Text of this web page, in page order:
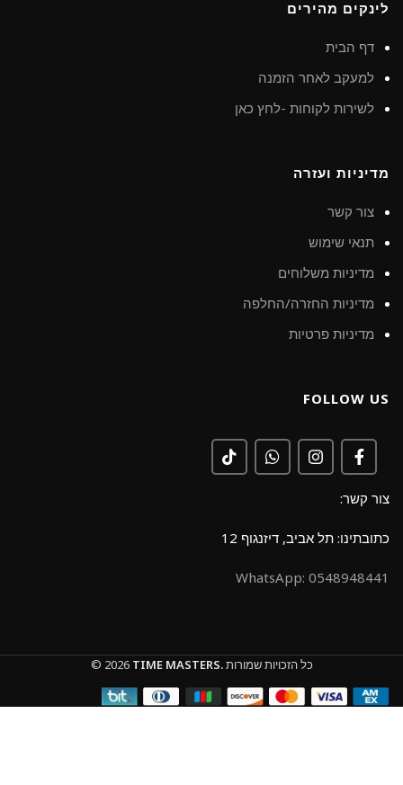
לינקים מהירים
דף הבית
למעקב לאחר הזמנה
לשירות לקוחות -לחץ כאן
מדיניות ועזרה
צור קשר
תנאי שימוש
מדיניות משלוחים
מדיניות החזרה/החלפה
מדיניות פרטיות
FOLLOW US
צור קשר:
כתובתינו: תל אביב, דיזנגוף 12
0548948441 :WhatsApp
© 2026 TIME MASTERS.כל הזכויות שמורות